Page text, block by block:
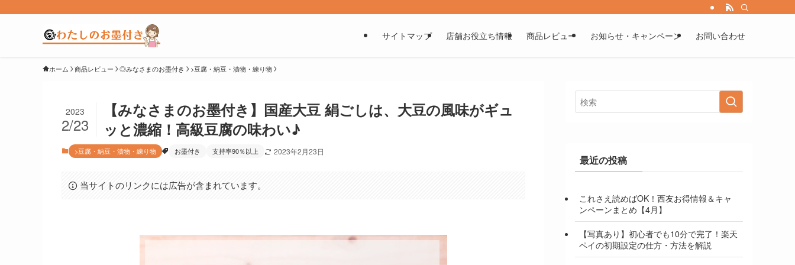
サイトマップ 店舗お役立ち情報 商品レビュー お知らせ・キャンペーン お問い合わせ
ホーム 商品レビュー ◎みなさまのお墨付き >豆腐・納豆・漬物・練り物
【みなさまのお墨付き】国産大豆 絹ごしは、大豆の風味がギュ
ッと濃縮！高級豆腐の味わい♪
2023
2/23
>豆腐・納豆・漬物・練り物 お墨付き 支持率90％以上 2023年2月23日
当サイトのリンクには広告が含まれています。
最近の投稿
これさえ読めばOK！西友お得情報＆キャ
ンペーンまとめ【4月】
【写真あり】初心者でも10分で完了！楽天
ペイの初期設定の仕方・方法を解説